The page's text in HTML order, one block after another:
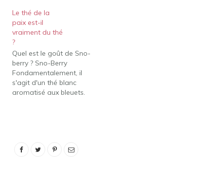
beaucoup, la mangue est
un incontournable dans
la saveur d'une boisson.
Caddy Shack. Caddy
Shack a un délicieux
mélange de thé et de
limonade qui crée une…
Le thé de la
paix est-il
vraiment du thé
?
Quel est le goût de Sno-
berry ? Sno-Berry
Fondamentalement, il
s'agit d'un thé blanc
aromatisé aux bleuets.
goût unique et